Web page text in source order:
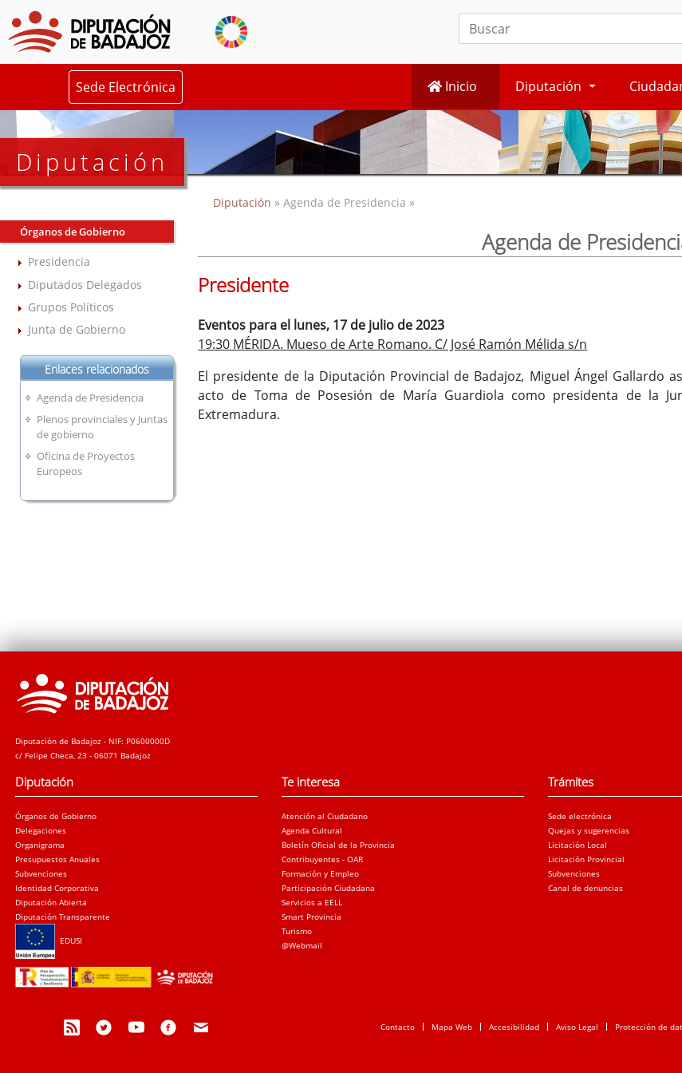
Sede Electrónica Inicio Diputación
Diputación
Órganos de Gobierno
Presidencia
Diputados Delegados
Grupos Políticos
Junta de Gobierno
Enlaces relacionados
Agenda de Presidencia
Plenos provinciales y Juntas
de gobierno
Oficina de Proyectos
Europeos
Diputación » Agenda de Presidencia »
Agenda de
Presidente
Eventos para el lunes, 17 de julio de 2023
19:30 MÉRIDA. Mueso de Arte Romano. C/ José Ramón Mélida s/n
El presidente de la Diputación Provincial de Badajoz, Miguel Ángel Gallardo
acto de Toma de Posesión de María Guardiola como presidenta de la
Extremadura.
Diputación de Badajoz - NIF: P0600000D
c/ Felipe Checa, 23 - 06071 Badajoz
Diputación
Órganos de Gobierno
Delegaciones
Organigrama
Presupuestos Anuales
Subvenciones
Identidad Corporativa
Diputación Abierta
Diputación Transparente
EDUSI
Te interesa
Atención al Ciudadano
Agenda Cultural
Boletín Oficial de la Provincia
Contribuyentes - OAR
Formación y Empleo
Participación Ciudadana
Servicios a EELL
Smart Provincia
Turismo
@Webmail
Trámites
Sede electrónica
Quejas y sugerencias
Licitación Local
Licitación Provincial
Subvenciones
Canal de denuncias
Contacto Mapa Web Accesibilidad Aviso Legal Protección de